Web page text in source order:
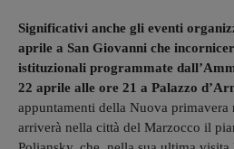
Significativi anche gli eventi
aprile a San Giovanni che
istituzionali programmate
22 aprile alle ore 21 a Palazzo
appuntamenti della Nuova primavera
arriverà nella città del Marzocco il